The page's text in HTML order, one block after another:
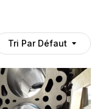
Tri Par Défaut